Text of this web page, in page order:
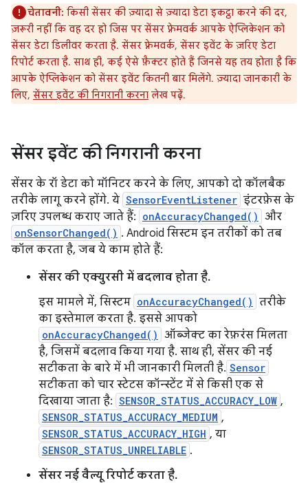
चेतावनी: किसी सेंसर की ज़्यादा से ज़्यादा डेटा इकट्ठा करने की दर,
ज़रूरी नहीं कि वह दर हो जिस पर सेंसर फ़्रेमवर्क आपके ऐप्लिकेशन को
सेंसर डेटा डिलीवर करता है. सेंसर फ़्रेमवर्क, सेंसर इवेंट के ज़रिए डेटा
रिपोर्ट करता है. साथ ही, कई ऐसे फ़ैक्टर होते हैं जिनसे यह तय होता है कि
आपके ऐप्लिकेशन को सेंसर इवेंट कितनी बार मिलेंगे. ज़्यादा जानकारी के
लिए, सेंसर इवेंट की निगरानी करना लेख पढ़ें.
सेंसर इवेंट की निगरानी करना
सेंसर के रॉ डेटा को मॉनिटर करने के लिए, आपको दो कॉलबैक
तरीके लागू करने होंगे. ये SensorEventListener इंटरफ़ेस के
ज़रिए उपलब्ध कराए जाते हैं: onAccuracyChanged() और
onSensorChanged() . Android सिस्टम इन तरीकों को तब
कॉल करता है, जब ये काम होते हैं:
सेंसर की एक्युरसी में बदलाव होता है.
इस मामले में, सिस्टम onAccuracyChanged() तरीके
का इस्तेमाल करता है. इससे आपको
onAccuracyChanged() ऑब्जेक्ट का रेफ़रंस मिलता
है, जिसमें बदलाव किया गया है. साथ ही, सेंसर की नई
सटीकता के बारे में भी जानकारी मिलती है. Sensor
सटीकता को चार स्टेटस कॉन्स्टेंट में से किसी एक से
दिखाया जाता है: SENSOR_STATUS_ACCURACY_LOW ,
SENSOR_STATUS_ACCURACY_MEDIUM ,
SENSOR_STATUS_ACCURACY_HIGH , या
SENSOR_STATUS_UNRELIABLE .
सेंसर नई वैल्यू रिपोर्ट करता है.